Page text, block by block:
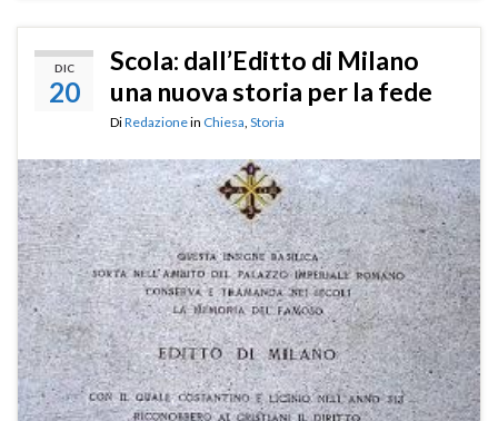
DIC
20
Scola: dall’Editto di Milano
una nuova storia per la fede
DiRedazionein Chiesa Storia